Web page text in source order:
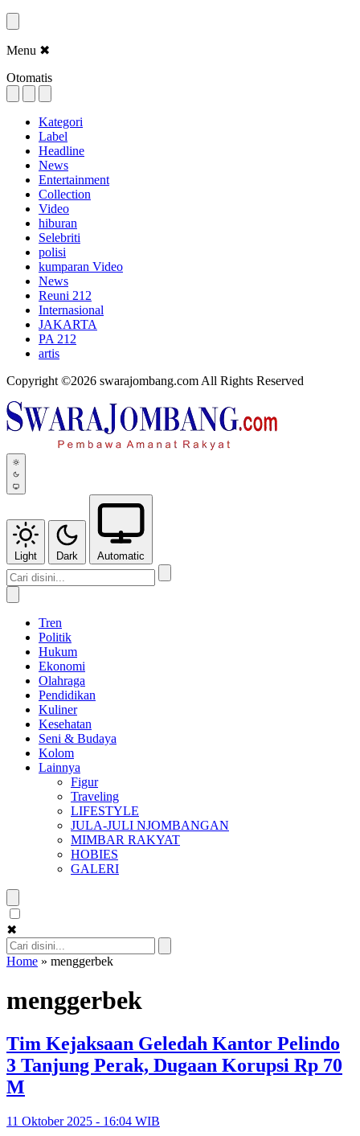
Menu ✖
Otomatis
Kategori
Label
Headline
News
Entertainment
Collection
Video
hiburan
Selebriti
polisi
kumparan Video
News
Reuni 212
Internasional
JAKARTA
PA 212
artis
Copyright ©2026 swarajombang.com All Rights Reserved
Light Dark Automatic
Tren
Politik
Hukum
Ekonomi
Olahraga
Pendidikan
Kuliner
Kesehatan
Seni & Budaya
Kolom
Lainnya
Figur
Traveling
LIFESTYLE
JULA-JULI NJOMBANGAN
MIMBAR RAKYAT
HOBIES
GALERI
✖
Home » menggerbek
menggerbek
Tim Kejaksaan Geledah Kantor Pelindo
3 Tanjung Perak, Dugaan Korupsi Rp 70
M
11 Oktober 2025 - 16:04 WIB